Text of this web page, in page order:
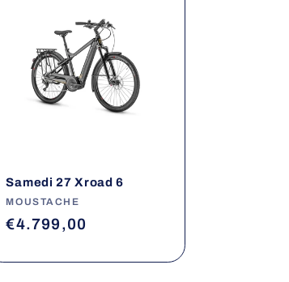
Samedi 27 Xroad 6
Fournisseur :
MOUSTACHE
Prix
€4.799,00